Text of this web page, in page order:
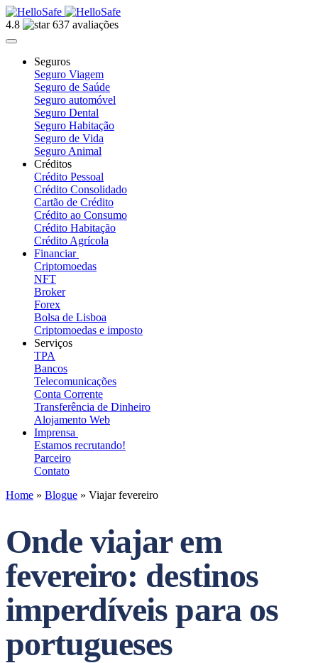
4.8 637 avaliações
Seguros
Seguro Viagem
Seguro de Saúde
Seguro automóvel
Seguro Dental
Seguro Habitação
Seguro de Vida
Seguro Animal
Créditos
Crédito Pessoal
Crédito Consolidado
Cartão de Crédito
Crédito ao Consumo
Crédito Habitação
Crédito Agrícola
Financiar
Criptomoedas
NFT
Broker
Forex
Bolsa de Lisboa
Criptomoedas e imposto
Serviços
TPA
Bancos
Telecomunicações
Conta Corrente
Transferência de Dinheiro
Alojamento Web
Imprensa
Estamos recrutando!
Parceiro
Contato
Home » Blogue » Viajar fevereiro
Onde viajar em
fevereiro: destinos
imperdíveis para os
portugueses